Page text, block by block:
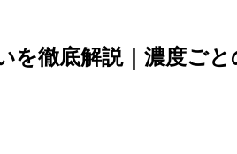
を徹底解説｜濃度ご